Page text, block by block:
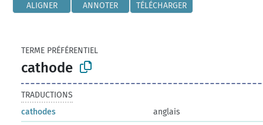
ALIGNER ANNOTER TÉLÉCHARGER
TERME PRÉFÉRENTIEL
cathode
TRADUCTIONS
cathodes
anglais